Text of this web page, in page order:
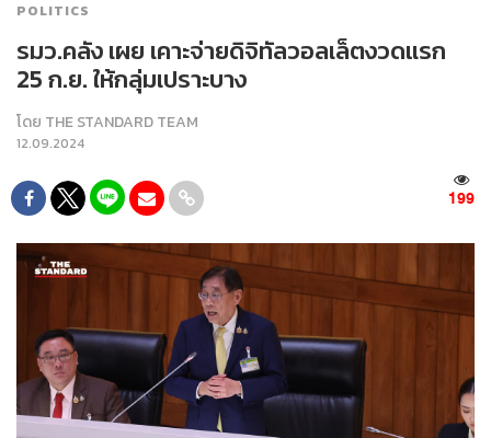
POLITICS
รมว.คลัง เผย เคาะจ่ายดิจิทัลวอลเล็ตงวดแรก
25 ก.ย. ให้กลุ่มเปราะบาง
โดย THE STANDARD TEAM
12.09.2024
199